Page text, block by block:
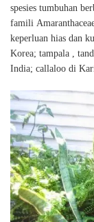
spesies tumbuhan
famili
keperluan hias dan
Korea; tampala ,
India; callaloo di